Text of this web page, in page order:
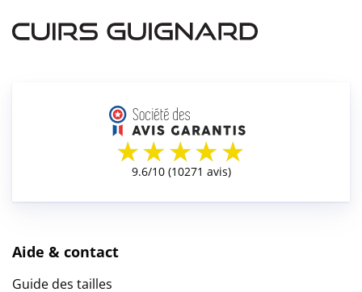
Aide & contact
Guide des tailles